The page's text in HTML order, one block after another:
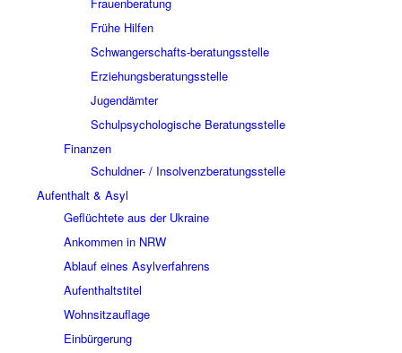
Frühe Hilfen
Schwangerschafts-beratungsstelle
Erziehungsberatungsstelle
Jugendämter
Schulpsychologische Beratungsstelle
Finanzen
Schuldner- / Insolvenzberatungsstelle
Aufenthalt & Asyl
Geflüchtete aus der Ukraine
Ankommen in NRW
Ablauf eines Asylverfahrens
Aufenthaltstitel
Wohnsitzauflage
Einbürgerung